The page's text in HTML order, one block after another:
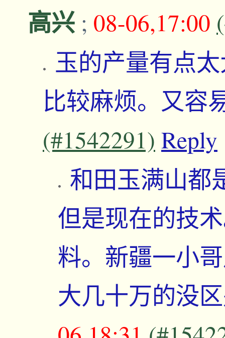
高兴 ; 08-06,17:00
玉的产量有点
比较麻烦。又容
(#1542291) Reply
和田玉满山都
但是现在的技
料。新疆一小
大几十万的没